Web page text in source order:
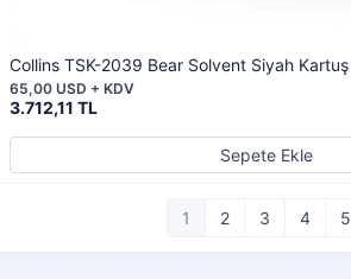
Collins TSK-2039 Bear Solvent Siyah Kartuş
3.712,11 TL
65,00 USD + KDV
Sepete Ekle
1 2 3 4 5